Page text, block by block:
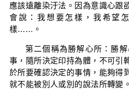
應該遠離染汙法。因為意識心跟
會說：我想要怎樣，我希望
樣……。
第二個稱為勝解心所：勝
事，隨所決定印持為體，不可引
於所要確認決定的事情，能夠得
就不能被別人或別的說法所轉變